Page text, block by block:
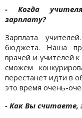
- Когда
зарплату?
Зарплата
бюджета. Наша
врачей и учителей
сможем
перестанет идти в
это время очень-
- Как Вы считаете,